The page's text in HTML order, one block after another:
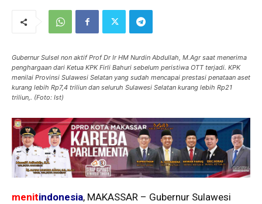
Gubernur Sulsel non aktif Prof Dr Ir HM Nurdin Abdullah, M.Agr saat menerima
penghargaan dari Ketua KPK Firli Bahuri sebelum peristiwa OTT terjadi. KPK
menilai Provinsi Sulawesi Selatan yang sudah mencapai prestasi penataan aset
kurang lebih Rp7,4 triliun dan seluruh Sulawesi Selatan kurang lebih Rp21
triliun,. (Foto: Ist)
menitindonesia, MAKASSAR – Gubernur Sulawesi